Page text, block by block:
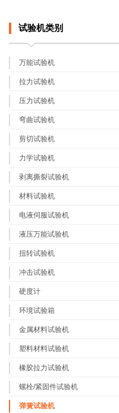
试验机类别
万能试验机
拉力试验机
压力试验机
弯曲试验机
剪切试验机
力学试验机
剥离撕裂试验机
材料试验机
电液伺服试验机
液压万能试验机
扭转试验机
冲击试验机
硬度计
环境试验箱
金属材料试验机
塑料材料试验机
橡胶拉力试验机
螺栓/紧固件试验机
弹簧试验机